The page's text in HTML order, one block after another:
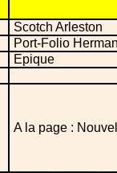
Scotch Arleston
Port-Folio
Epique
A la page :